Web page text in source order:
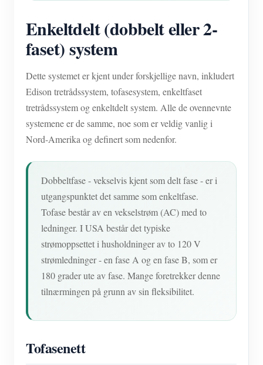
Enkeltdelt (dobbelt eller 2-
faset) system
Dette systemet er kjent under forskjellige navn, inkludert
Edison tretrådssystem, tofasesystem, enkeltfaset
tretrådssystem og enkeltdelt system. Alle de ovennevnte
systemene er de samme, noe som er veldig vanlig i
Nord-Amerika og definert som nedenfor.
Dobbeltfase - vekselvis kjent som delt fase - er i
utgangspunktet det samme som enkeltfase.
Tofase består av en vekselstrøm (AC) med to
ledninger. I USA består det typiske
strømoppsettet i husholdninger av to 120 V
strømledninger - en fase A og en fase B, som er
180 grader ute av fase. Mange foretrekker denne
tilnærmingen på grunn av sin fleksibilitet.
Tofasenett